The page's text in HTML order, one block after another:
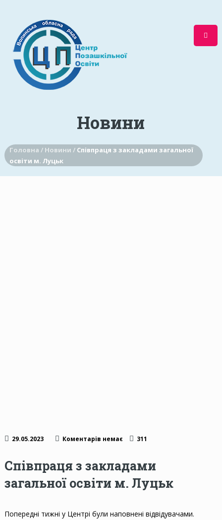
Новини
Головна / Новини / Співпраця з закладами загальної
освіти м. Луцьк
29.05.2023 Коментарів немає 311
Співпраця з закладами
загальної освіти м. Луцьк
Попередні тижні у Центрі були наповнені відвідувачами.